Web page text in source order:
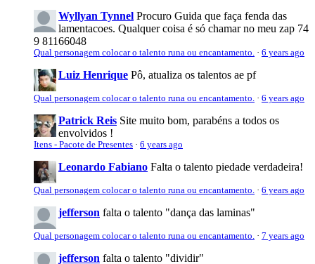
Wyllyan Tynnel Procuro Guida que faça fenda das
lamentacoes. Qualquer coisa é só chamar no meu zap 74
9 81166048
Qual personagem colocar o talento runa ou encantamento. · 6 years ago
Luiz Henrique Pô, atualiza os talentos ae pf
Qual personagem colocar o talento runa ou encantamento. · 6 years ago
Patrick Reis Site muito bom, parabéns a todos os
envolvidos !
Itens - Pacote de Presentes · 6 years ago
Leonardo Fabiano Falta o talento piedade verdadeira!
Qual personagem colocar o talento runa ou encantamento. · 6 years ago
jefferson falta o talento "dança das laminas"
Qual personagem colocar o talento runa ou encantamento. · 7 years ago
jefferson falta o talento "dividir"